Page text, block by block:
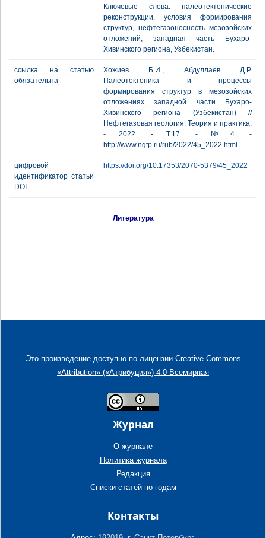
Ключевые слова: палеотектонические
реконструкции, условия формирования
структур, нефтегазоносность мезозойских
отложений, западная часть Бухаро-
Хивинского региона, Узбекистан.
ссылка на статью
обязательна
Хожиев Б.И., Абдуллаев Д.Р.
Палеотектоника и процессы
формирования структур в мезозойских
отложениях западной части Бухаро-
Хивинского региона (Узбекистан) //
Нефтегазовая геология. Теория и практика.
- 2022. - Т.17. - №4. -
http://www.ngtp.ru/rub/2022/45_2022.html
цифровой
идентификатор статьи
DOI
https://doi.org/10.17353/2070-5379/45_2022
Литература
Это произведение доступно по лицензии Creative Commons
«Attribution» («Атрибуция») 4.0 Всемирная
Журнал
О журнале
Политика журнала
Редакция
Списки статей по годам
Контакты